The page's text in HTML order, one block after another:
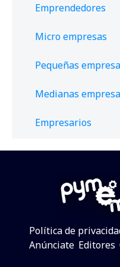
Emprendedores
Micro empresas
Pequeñas
Medianas
Empresarios
Política de
Anúnciate Editores